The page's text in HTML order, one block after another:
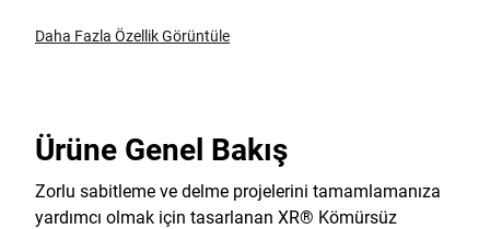
Daha Fazla Özellik Görüntüle
Ürüne Genel Bakış
Zorlu sabitleme ve delme projelerini tamamlamanıza
yardımcı olmak için tasarlanan XR® Kömürsüz